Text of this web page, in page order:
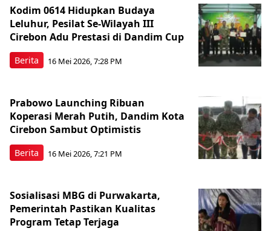
Berita
Kodim 0614 Hidupkan Budaya
Leluhur, Pesilat Se-Wilayah III
Cirebon Adu Prestasi di Dandim Cup
16 Mei 2026, 7:28 PM
Berita
Prabowo Launching Ribuan
Koperasi Merah Putih, Dandim Kota
Cirebon Sambut Optimistis
16 Mei 2026, 7:21 PM
Sosialisasi MBG di Purwakarta,
Pemerintah Pastikan Kualitas
Program Tetap Terjaga